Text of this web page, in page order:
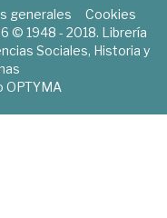
generales
Cookies
© 1948 - 2018. Librería
Sociales, Historia y
OPTYMA